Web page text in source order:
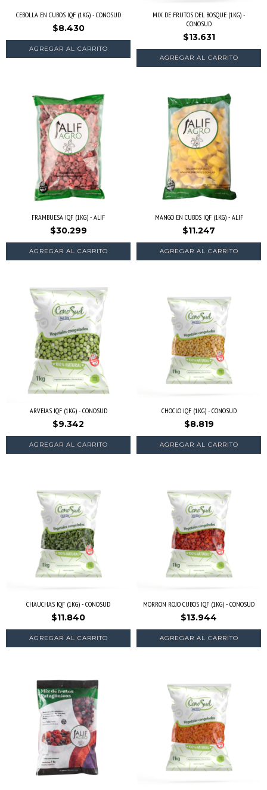
CEBOLLA EN CUBOS IQF (1KG) - CONOSUD
$8.430
AGREGAR AL CARRITO
MIX DE FRUTOS DEL BOSQUE (1KG) -
CONOSUD
$13.631
FRAMBUESA IQF (1KG) - ALIF
$30.299
MANGO EN CUBOS IQF (1KG) - ALIF
$11.247
ARVEJAS IQF (1KG) - CONOSUD
$9.342
AGREGAR AL CARRITO
CHOCLO IQF (1KG) - CONOSUD
$8.819
CHAUCHAS IQF (1KG) - CONOSUD
$11.840
AGREGAR AL CARRITO
MORRON ROJO CUBOS IQF (1KG) - CONOSUD
$13.944
AGREGAR AL CARRITO